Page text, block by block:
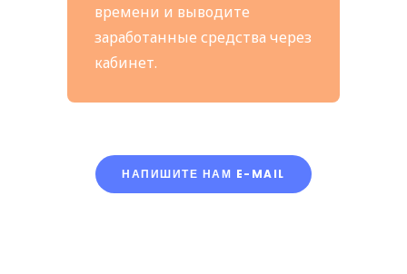
времени и выводите
заработанные средства через
кабинет.
НАПИШИТЕ НАМ E-MAIL